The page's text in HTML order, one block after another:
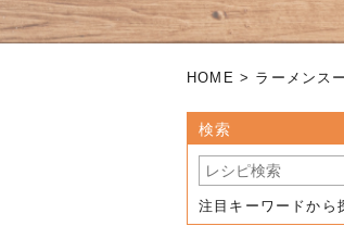
HOME > ラーメンス
検索
注目キーワードから